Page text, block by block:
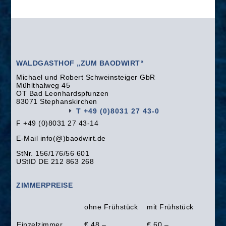
WALDGASTHOF „ZUM BAODWIRT“
Michael und Robert Schweinsteiger GbR
Mühlthalweg 45
OT Bad Leonhardspfunzen
83071 Stephanskirchen
T +49 (0)8031 27 43-0
F +49 (0)8031 27 43-14
E-Mail info(@)baodwirt.de
StNr. 156/176/56 601
UStID DE 212 863 268
ZIMMERPREISE
ohne Frühstück mit Frühstück